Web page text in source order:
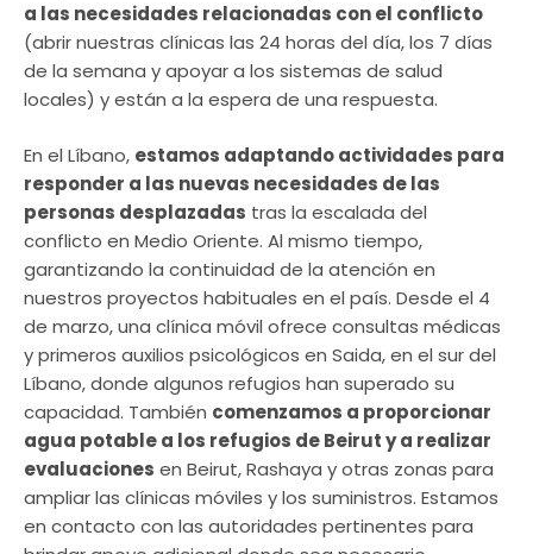
a las necesidades relacionadas con el conflicto
(abrir nuestras clínicas las 24 horas del día, los 7 días
de la semana y apoyar a los sistemas de salud
locales) y están a la espera de una respuesta.
En el Líbano, estamos adaptando actividades para
responder a las nuevas necesidades de las
personas desplazadas tras la escalada del
conflicto en Medio Oriente. Al mismo tiempo,
garantizando la continuidad de la atención en
nuestros proyectos habituales en el país. Desde el 4
de marzo, una clínica móvil ofrece consultas médicas
y primeros auxilios psicológicos en Saida, en el sur del
Líbano, donde algunos refugios han superado su
capacidad. También comenzamos a proporcionar
agua potable a los refugios de Beirut y a realizar
evaluaciones en Beirut, Rashaya y otras zonas para
ampliar las clínicas móviles y los suministros. Estamos
en contacto con las autoridades pertinentes para